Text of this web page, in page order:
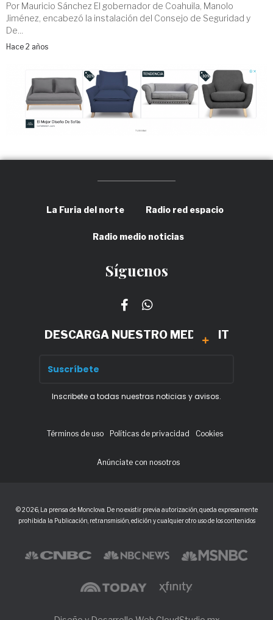
Por Mauricio Sánchez El gobernador de Coahuila, Manolo
Jiménez, encabezó la instalación del Consejo de Seguridad y
De...
Hace 2 años
La Furia del norte Radio red espacio
Radio medio noticias
Síguenos
DESCARGA NUESTRO MEDIA KIT
Inscribete a todas nuestras noticias y avisos.
Términos de uso Políticas de privacidad Cookies
Anúnciate con nosotros
© 2026, La prensa de Monclova. De no existir previa autorización, queda expresamente
prohibida la Publicación, retransmisión, edición y cualquier otro uso de los contenidos